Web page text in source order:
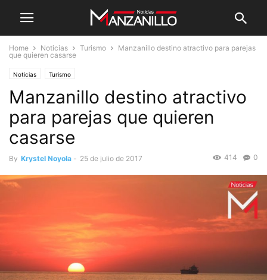
Home Noticias Turismo
Manzanillo destino atractivo para parejas
que quieren casarse
Noticias Turismo
Manzanillo destino atractivo
para parejas que quieren
casarse
By Krystel Noyola - 25 de julio de 2017 0
414